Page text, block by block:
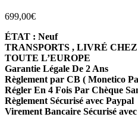
699,00€
ÉTAT : Neuf
TRANSPORTS , LIVRÉ
TOUTE L’EUROPE
Garantie Légale De 2 Ans
Règlement par CB ( Monetico
Régler En 4 Fois Par Chèque
Règlement Sécurisé avec Paypal
Virement Bancaire Sécurisé